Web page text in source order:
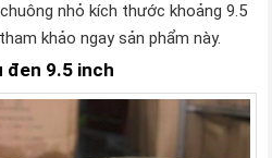
nhỏ kích thước khoảng 9.5
khảo ngay sản phẩm này.
đen 9.5 inch